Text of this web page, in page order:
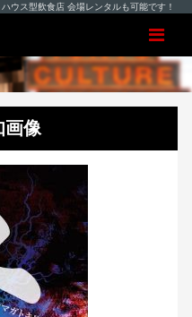
ウス型飲食店 会場レンタルも可能です！
画像